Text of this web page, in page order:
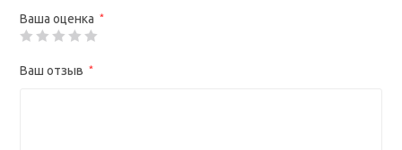
Ваша оценка *
Ваш отзыв *